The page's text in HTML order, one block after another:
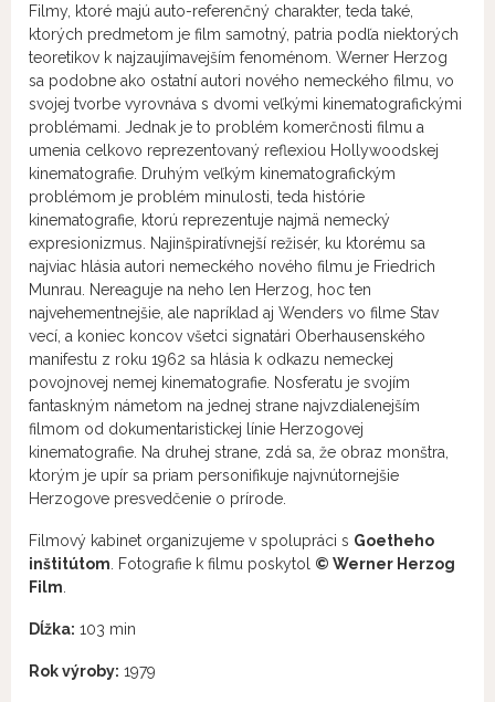
Filmy, ktoré majú auto-referenčný charakter, teda také,
ktorých predmetom je film samotný, patria podľa niektorých
teoretikov k najzaujímavejším fenoménom. Werner Herzog
sa podobne ako ostatní autori nového nemeckého filmu, vo
svojej tvorbe vyrovnáva s dvomi veľkými kinematografickými
problémami. Jednak je to problém komerčnosti filmu a
umenia celkovo reprezentovaný reflexiou Hollywoodskej
kinematografie. Druhým veľkým kinematografickým
problémom je problém minulosti, teda histórie
kinematografie, ktorú reprezentuje najmä nemecký
expresionizmus. Najinšpiratívnejší režisér, ku ktorému sa
najviac hlásia autori nemeckého nového filmu je Friedrich
Munrau. Nereaguje na neho len Herzog, hoc ten
najvehementnejšie, ale napríklad aj Wenders vo filme Stav
vecí, a koniec koncov všetci signatári Oberhausenského
manifestu z roku 1962 sa hlásia k odkazu nemeckej
povojnovej nemej kinematografie. Nosferatu je svojím
fantaskným námetom na jednej strane najvzdialenejším
filmom od dokumentaristickej línie Herzogovej
kinematografie. Na druhej strane, zdá sa, že obraz monštra,
ktorým je upír sa priam personifikuje najvnútornejšie
Herzogove presvedčenie o prírode.
Filmový kabinet organizujeme v spolupráci s Goetheho
inštitútom . Fotografie k filmu poskytol © Werner Herzog
Film
Dĺžka: 103 min
Rok výroby: 1979